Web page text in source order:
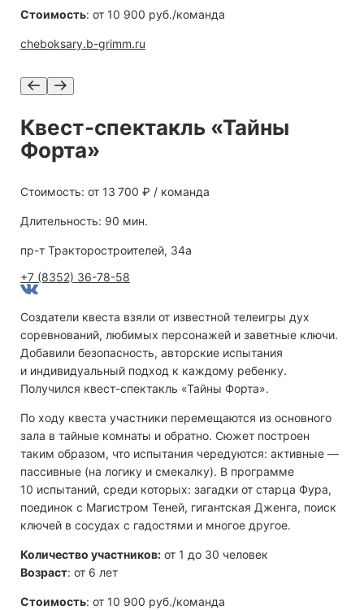
Стоимость: от 10 900 руб./команда
cheboksary.b-grimm.ru
Квест-спектакль «Тайны
Форта»
Стоимость: от 13 700 ₽ / команда
Длительность: 90 мин.
пр-т Тракторостроителей, 34а
+7 (8352) 36-78-58
Создатели квеста взяли от известной телеигры дух
соревнований, любимых персонажей и заветные ключи.
Добавили безопасность, авторские испытания
и индивидуальный подход к каждому ребенку.
Получился квест-спектакль «Тайны Форта».
По ходу квеста участники перемещаются из основного
зала в тайные комнаты и обратно. Сюжет построен
таким образом, что испытания чередуются: активные —
пассивные (на логику и смекалку). В программе
10 испытаний, среди которых: загадки от старца Фура,
поединок с Магистром Теней, гигантская Дженга, поиск
ключей в сосудах с гадостями и многое другое.
Количество участников: от 1 до 30 человек
Возраст: от 6 лет
Стоимость: от 10 900 руб./команда